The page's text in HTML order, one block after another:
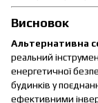
Висновок
Альтернативна
реальний
енергетичної
будинків у
ефективними